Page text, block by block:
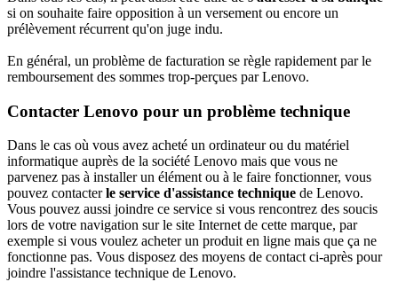
si on souhaite faire opposition à un versement ou encore un
prélèvement récurrent qu'on juge indu.
En général, un problème de facturation se règle rapidement par le
remboursement des sommes trop-perçues par Lenovo.
Contacter Lenovo pour un problème technique
Dans le cas où vous avez acheté un ordinateur ou du matériel
informatique auprès de la société Lenovo mais que vous ne
parvenez pas à installer un élément ou à le faire fonctionner, vous
pouvez contacterle service d'assistance technique de Lenovo.
Vous pouvez aussi joindre ce service si vous rencontrez des soucis
lors de votre navigation sur le site Internet de cette marque, par
exemple si vous voulez acheter un produit en ligne mais que ça ne
fonctionne pas. Vous disposez des moyens de contact ci-après pour
joindre l'assistance technique de Lenovo.